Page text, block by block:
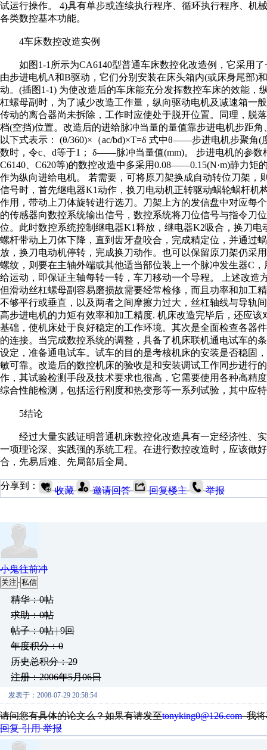
试运行操作。 4)具有单步或连续执行程序、循环执行程序、机
各类数控基本功能。
4车床数控改造实例
如图1-1所示为CA6140型普通车床数控化改造例，它采用了
由步进电机A和B驱动，它们分别安装在床头箱内(或床身尾部)
动。(插图1-1) 为使改造后的车床能充分发挥数控车床的效能
杠螺母副时，为了减少改造工作量，纵向驱动电机及减速箱一
传动的离合器尚未拆除，工作时应使处于脱开位置。同理，脱
档(空挡)位置。改造后的进给脉冲当量的量值靠步进电机步距
以下式表示： (θ/360)×（ac/bd)×T=δ 式中θ——步进电机步聚
数时，令c、d等于1； δ——脉冲当量值(mm)。 步进电机的参
C6140、C620等)的数控改造中多采用0.08——0.15(N·m)静力矩
作为纵向进给电机。 若需要，可将原刀架换成自动转位刀架
信号时，首先继电器K1动作，换刀电动机正转驱动蜗轮蜗杆
作用，带动上刀体旋转进行选刀。刀架上方的发信盘中对应每
的传感器向数控系统输出信号，数控系统将刀位信号与指令刀
位。此时数控系统控制继电器K1释放，继电器K2吸合，换刀
螺杆带动上刀体下降，直到齿牙盘咬合，完成精定位，并通过
放，换刀电动机停转，完成换刀动作。也可以保留原刀架仍采
螺纹，则要在主轴外端或其他适当部位装上一个脉冲发生器C
给运动，即保证主轴每转一转，车刀移动一个导程。 上述改
但滑动丝杠螺母副容易磨损故需要经常检修，而且功率和加工
不够平行或垂直，以及两者之间摩擦力过大，丝杠轴线与导轨
高步进电机的力矩有效率和加工精度. 机床改造完毕后，还应
基础，使机床处于良好稳定的工作环境。其次是全面检查各器
的连接。当完成数控系统的调整，具备了机床联机通电试车的
设定，准备通电试车。试车的目的是考核机床的安装是否稳固
敏可靠。改造后的数控机床的验收是和安装调试工作同步进行
作，其试验检测手段及技术要求也很高，它需要使用各种高精
综合性能检测，包括运行刚度和热变形等一系列试验，其中应
5结论
经过大量实践证明普通机床数控化改造具有一定经济性、
一项理论深、实践强的系统工程。在进行数控改造时，应该做
合，先易后难、先局部后全局。
分享到： 收藏 邀请回答 回复楼主 举报
小鬼往前冲
关注 私信
精华：0帖
求助：0帖
帖子：0帖 | 9回
年度积分：0
历史总积分：29
注册：2006年5月06日
发表于：2008-07-29 20:58:54
请问您有具体的论文么？如果有请发至tonyking0@126.com我将
回复 引用 举报